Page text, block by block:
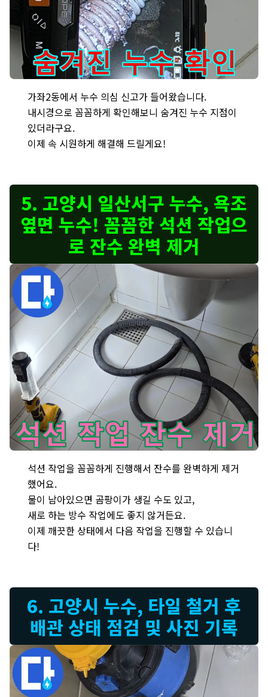
가좌2동에서 누수 의심 신고가 들어왔습니다.
내시경으로 꼼꼼하게 확인해보니 숨겨진 누수 지점이
있더라구요.
이제 속 시원하게 해결해 드릴게요!
5. 고양시 일산서구 누수, 욕조
옆면 누수! 꼼꼼한 석션 작업으
로 잔수 완벽 제거
석션 작업을 꼼꼼하게 진행해서 잔수를 완벽하게 제거
했어요.
물이 남아있으면 곰팡이가 생길 수도 있고,
새로 하는 방수 작업에도 좋지 않거든요.
이제 깨끗한 상태에서 다음 작업을 진행할 수 있습니
다!
6. 고양시 누수, 타일 철거 후
배관 상태 점검 및 사진 기록